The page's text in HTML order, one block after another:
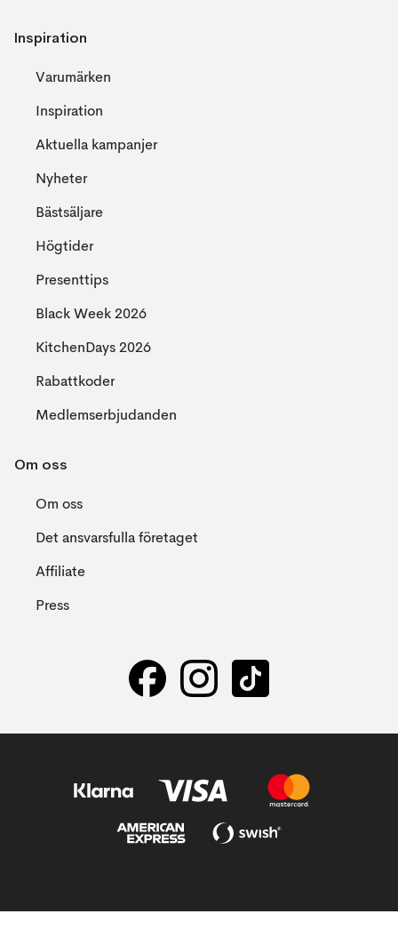
Inspiration
Varumärken
Inspiration
Aktuella kampanjer
Nyheter
Bästsäljare
Högtider
Presenttips
Black Week 2026
KitchenDays 2026
Rabattkoder
Medlemserbjudanden
Om oss
Om oss
Det ansvarsfulla företaget
Affiliate
Press